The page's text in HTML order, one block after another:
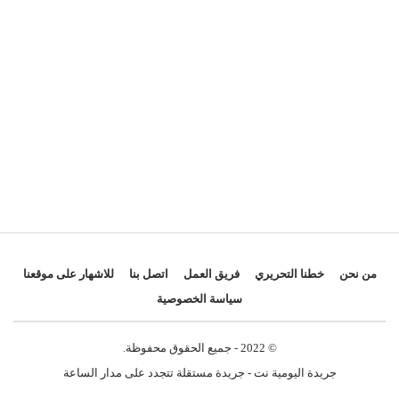
من نحن خطنا التحريري فريق العمل اتصل بنا
للاشهار على موقعنا
سياسة الخصوصية
© 2022 - جميع الحقوق محفوظة.
جريدة اليومية نت - جريدة مستقلة تتجدد على مدار الساعة